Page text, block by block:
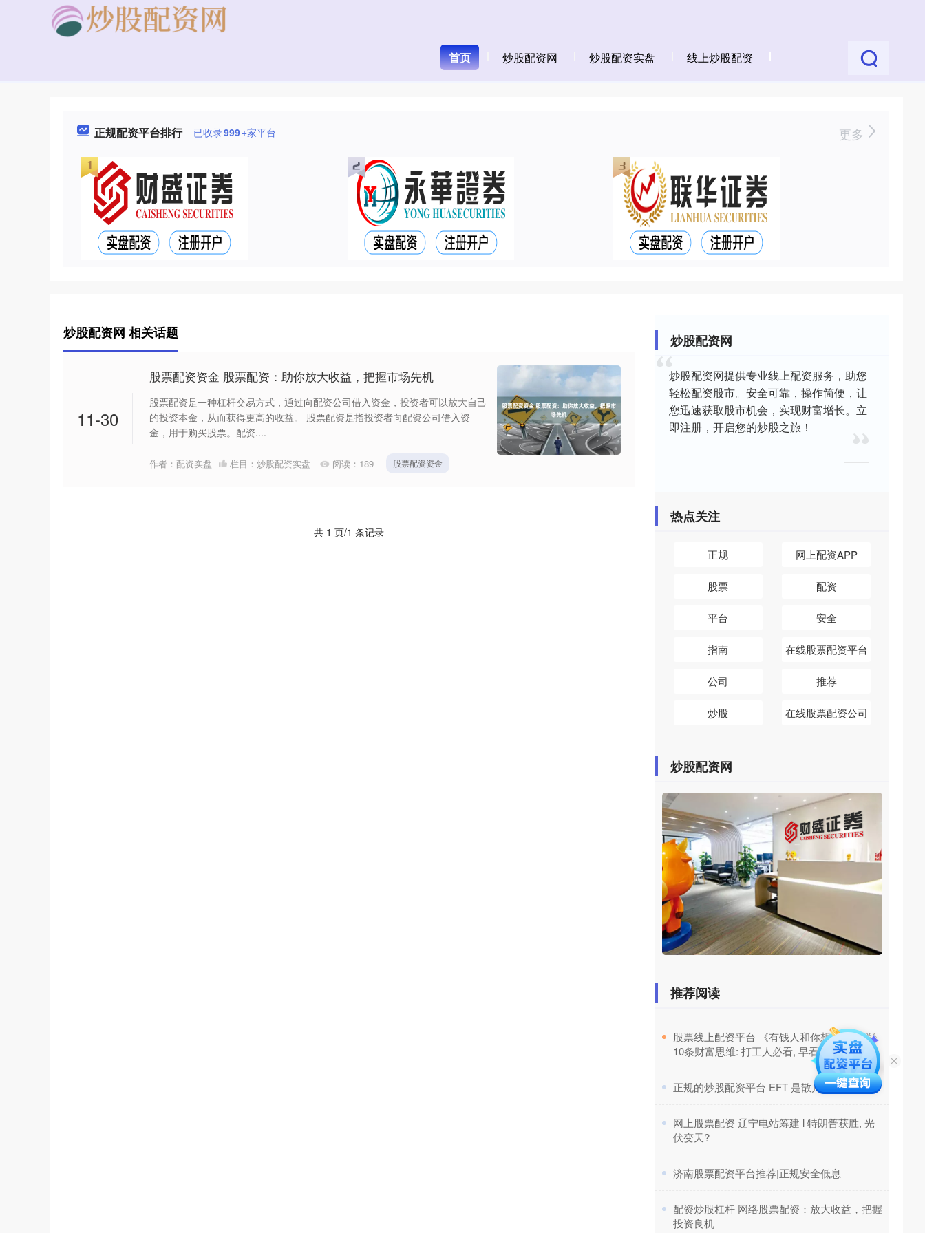
首页 炒股配资网 炒股配资实盘 线上炒股配资
正规配资平台排行 已收录999+家平台 更多
炒股配资网 相关话题
11-30
股票配资资金 股票配资：助你放大收益，把握市场先机
股票配资是一种杠杆交易方式，通过向配资公司借入资金，投资者可以放大自己
的投资本金，从而获得更高的收益。 股票配资是指投资者向配资公司借入资
金，用于购买股票。配资....
作者：配资实盘 栏目： 炒股配资实盘 阅读： 189 股票配资资金
共 1 页/1 条记录
炒股配资网
炒股配资网提供专业线上配资服务，助您
轻松配资股市。安全可靠，操作简便，让
您迅速获取股市机会，实现财富增长。立
即注册，开启您的炒股之旅！
热点关注
正规 网上配资APP
股票 配资
平台 安全
指南 在线股票配资平台
公司 推荐
炒股 在线股票配资公司
炒股配资网
推荐阅读
​股票线上配资平台 《有钱人和你想的不一样》
10条财富思维: 打工人必看, 早看早受益
​正规的炒股配资平台 EFT 是散户的乐园!
​网上股票配资 辽宁电站筹建 l 特朗普获胜, 光
伏变天?
​济南股票配资平台推荐|正规安全低息
​配资炒股杠杆 网络股票配资：放大收益，把握
投资良机